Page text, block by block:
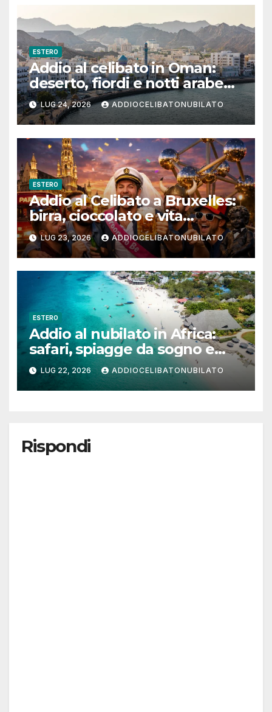
ESTERO
Addio al celibato in Oman:
deserto, fiordi e notti arabe
tra Muscat e Musandam
LUG 24, 2026 ADDIOCELIBATONUBILATO
ESTERO
Addio al Celibato a Bruxelles:
birra, cioccolato e vita
notturna per un weekend
indimenticabile
LUG 23, 2026 ADDIOCELIBATONUBILATO
ESTERO
Addio al nubilato in Africa:
safari, spiagge da sogno e
città magiche
LUG 22, 2026 ADDIOCELIBATONUBILATO
Rispondi